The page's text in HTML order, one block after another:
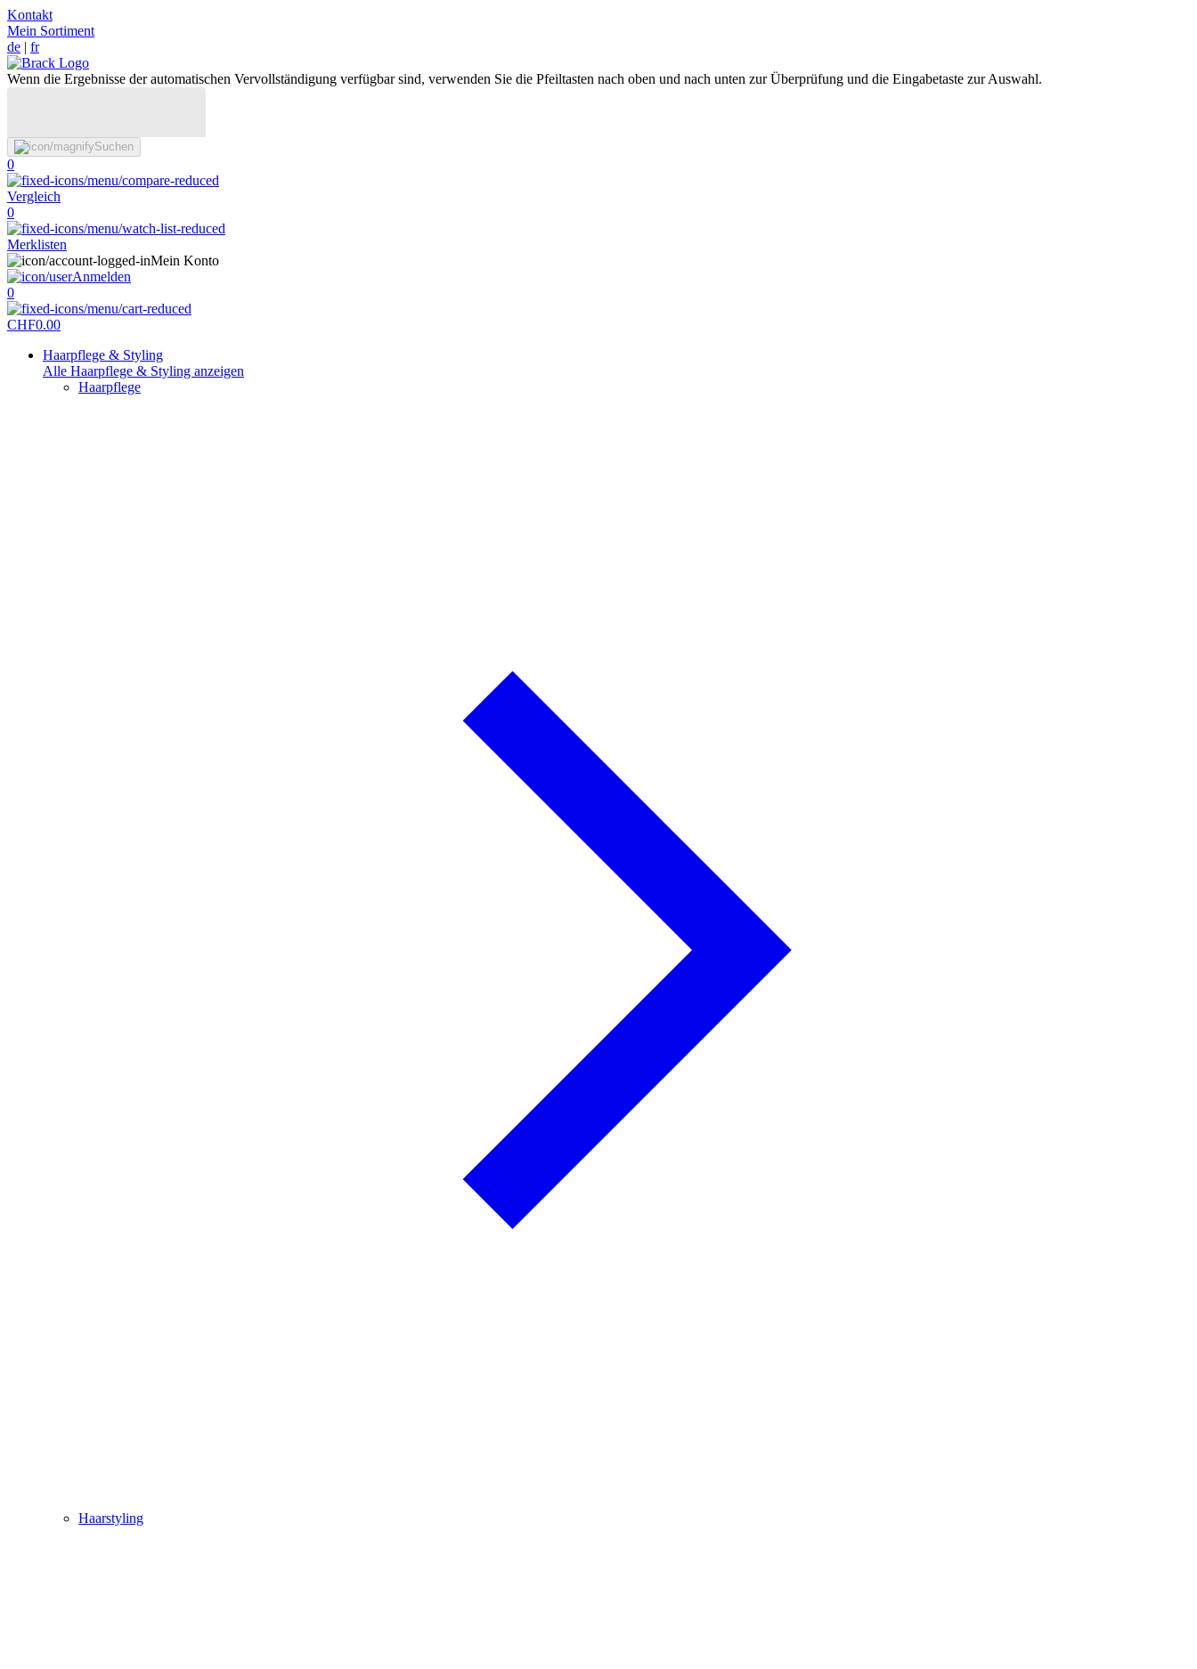
Kontakt
Mein Sortiment
de | fr
Wenn die Ergebnisse der automatischen Vervollständigung verfügbar sind, verwenden Sie die Pfeiltasten nach oben und nach unten zur Überprüfung und die Eingabetaste zur Auswahl.
Suchen
0
Vergleich
0
Merklisten
Mein Konto
Anmelden
0
CHF0.00
Haarpflege & Styling
Alle Haarpflege & Styling anzeigen
Haarpflege
Haarstyling